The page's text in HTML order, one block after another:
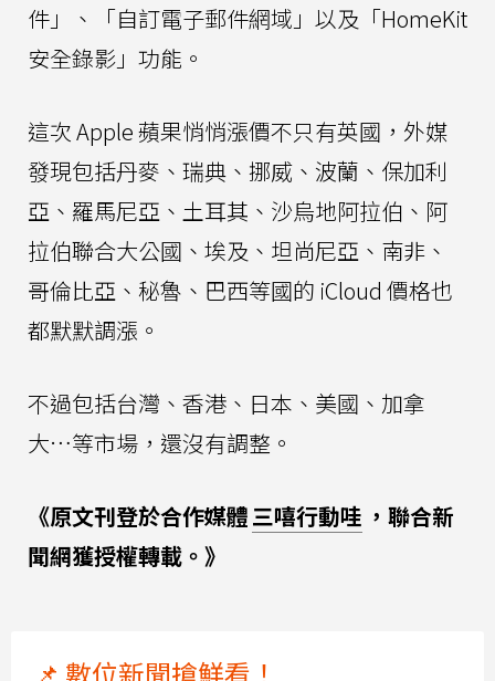
件」、「自訂電子郵件網域」以及「HomeKit
安全錄影」功能。
這次 Apple 蘋果悄悄漲價不只有英國，外媒
發現包括丹麥、瑞典、挪威、波蘭、保加利
亞、羅馬尼亞、土耳其、沙烏地阿拉伯、阿
拉伯聯合大公國、埃及、坦尚尼亞、南非、
哥倫比亞、秘魯、巴西等國的 iCloud 價格也
都默默調漲。
不過包括台灣、香港、日本、美國、加拿
大…等市場，還沒有調整。
《原文刊登於合作媒體三嘻行動哇 ，聯合新
聞網獲授權轉載。》
📌 數位新聞搶鮮看！